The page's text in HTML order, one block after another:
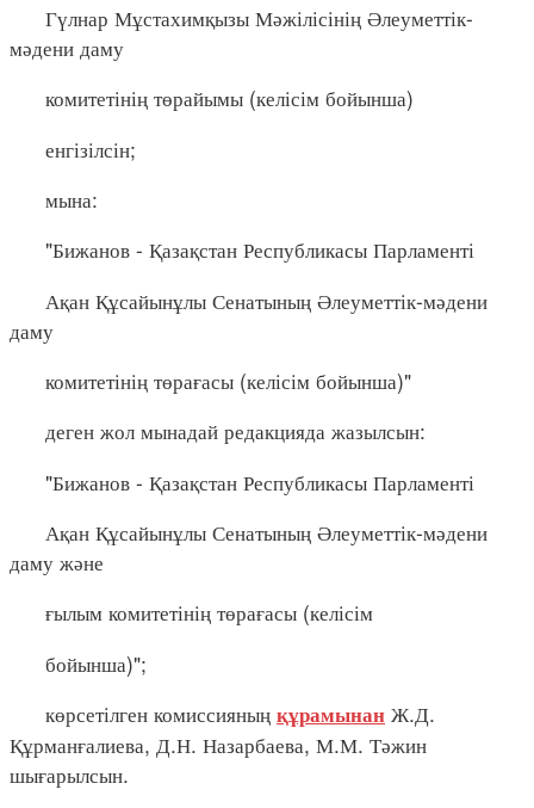
Гүлнар Мұстахимқызы Мәжілісінің Әлеуметтік-
мәдени даму
комитетінің төрайымы (келісім бойынша)
енгізілсін;
мына:
"Бижанов - Қазақстан Республикасы Парламенті
Ақан Құсайынұлы Сенатының Әлеуметтік-мәдени
даму
комитетінің төрағасы (келісім бойынша)"
деген жол мынадай редакцияда жазылсын:
"Бижанов - Қазақстан Республикасы Парламенті
Ақан Құсайынұлы Сенатының Әлеуметтік-мәдени
даму және
ғылым комитетінің төрағасы (келісім
бойынша)";
көрсетілген комиссияның құрамынан Ж.Д.
Құрманғалиева, Д.Н. Назарбаева, М.М. Тәжин
шығарылсын.